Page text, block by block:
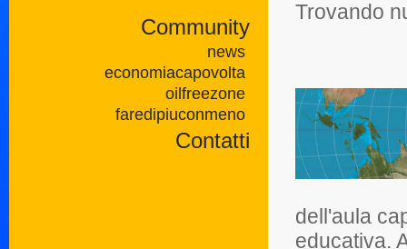
Community
news
economiacapovolta
oilfreezone
faredipiuconmeno
Contatti
Trovando
dell'aula
educativa.